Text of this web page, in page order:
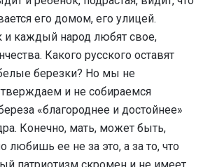
его домом, его улицей.
каждый народ любят свое,
Какого русского оставят
березки? Но мы не
и не собираемся
«благороднее и достойнее»
Конечно, мать, может быть,
любишь ее не за это, а за то, что